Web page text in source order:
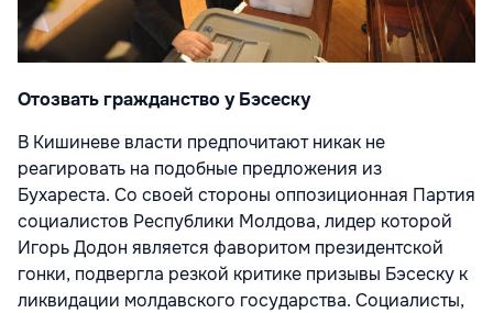
Отозвать гражданство у Бэсеску
В Кишиневе власти предпочитают никак не
реагировать на подобные предложения из
Бухареста. Со своей стороны оппозиционная Партия
социалистов Республики Молдова, лидер которой
Игорь Додон является фаворитом президентской
гонки, подвергла резкой критике призывы Бэсеску к
ликвидации молдавского государства. Социалисты,